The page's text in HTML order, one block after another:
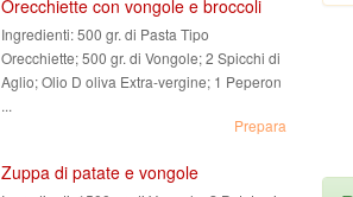
Orecchiette con vongole e broccoli
Ingredienti:500 gr. di Pasta Tipo
Orecchiette; 500 gr. di Vongole; 2 Spicchi di
Aglio; Olio D oliva Extra-vergine; 1 Peperon
...
Prepara
Zuppa di patate e vongole